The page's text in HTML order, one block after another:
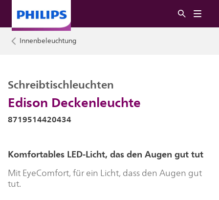
Innenbeleuchtung
Edison Deckenleuchte
Schreibtischleuchten
8719514420434
Komfortables LED-Licht, das den Augen gut tut
Mit EyeComfort, für ein Licht, dass den Augen gut
tut.